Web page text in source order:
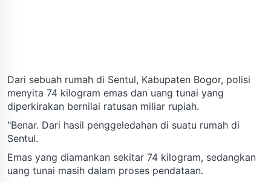
Dari sebuah rumah di Sentul, Kabupaten Bogor, polisi
menyita 74 kilogram emas dan uang tunai yang
diperkirakan bernilai ratusan miliar rupiah.
"Benar. Dari hasil penggeledahan di suatu rumah di
Sentul.
Emas yang diamankan sekitar 74 kilogram, sedangkan
uang tunai masih dalam proses pendataan.